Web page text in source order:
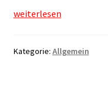
Euregio
Zug
weiterlesen
Kategorie: Allgemein